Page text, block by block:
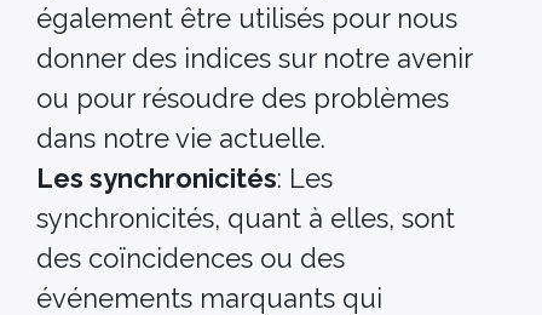
également être utilisés pour nous
donner des indices sur notre avenir
ou pour résoudre des problèmes
dans notre vie actuelle.
Les synchronicités: Les
synchronicités, quant à elles, sont
des coïncidences ou des
événements marquants qui